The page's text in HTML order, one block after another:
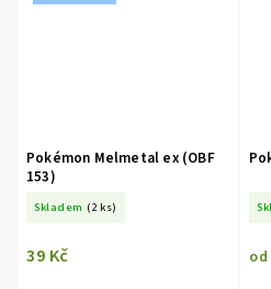
Pokémon Melmetal ex (OBF
153)
Skladem (2 ks)
39 Kč od